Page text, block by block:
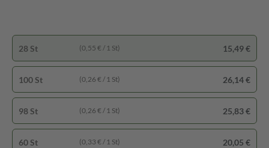
100 St (0,26 € / 1 St) 26,14 €
98 St (0,26 € / 1 St) 25,83 €
60 St (0,33 € / 1 St) 20,05 €
28 St (0,55 € / 1 St) 15,49 €